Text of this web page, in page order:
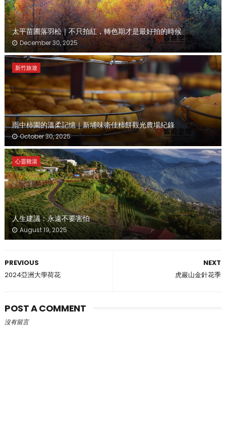
太平苗圃落羽松｜不只拍紅，轉色期才是最好拍的時候
December 30, 2025
新竹旅遊
雨中柿園的溫柔記憶｜新埔味衛佳柿餅觀光農場紀錄
October 30, 2025
心靈雞湯
人生建議：永遠不要害怕
August 19, 2025
NEXT
虎巖山金針花季
PREVIOUS
2024亞洲大學荷花
POST A COMMENT
沒有留言